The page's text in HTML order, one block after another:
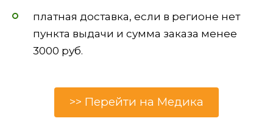
платная доставка, если в регионе нет
пункта выдачи и сумма заказа менее
3000 руб.
>> Перейти на Медика